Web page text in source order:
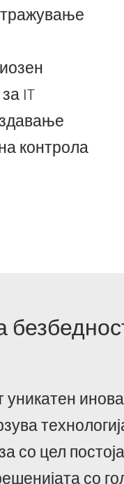
IT
контрола
уникатен
со цел
со